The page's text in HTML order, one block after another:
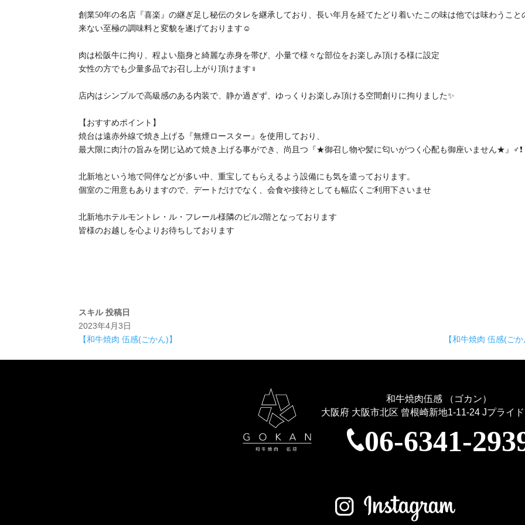
創業50年の名店『喜楽』の継ぎ足し秘伝のタレを継承しており、長い年月を経てたどり着いたこの味は他では味わうこと
来ない至極の調味料と変貌を遂げております☺️
肉は松阪牛に拘り、程よい脂身と綺麗な赤身を帯び、小量で様々な部位をお楽しみ頂ける様に設定
女性の方でも少量多品でお召し上がり頂けます‍♀️
店内はシンプルで高級感のある内装で、静か過ぎず、ゆっくりお楽しみ頂ける空間創りに拘りました✨
【おすすめポイント】
焼台は遠赤外線で焼き上げる『無煙ロースター』を使用しており、
最大限に肉汁の旨みを閉じ込めて焼き上げる事ができ、尚且つ『★御召し物や髪に匂いがつく心配も御座いません★』‍♂️❗
北新地という地で同伴などが多い中、重宝してもらえるよう設備にも気を遣っております。
個室のご用意もありますので、デートだけでなく、会食や接待としても幅広くご利用下さいませ
北新地ホテルモントレ・ル・フレール様隣のビル2階となっております
皆様のお越しを心よりお待ちしております
スキル 投稿日
2023年4月3日
【和牛焼肉 伍感(ごかん)】
【和牛焼肉 伍感(ご
和牛焼肉伍感 （ゴカン）
大阪府 大阪市北区 曾根崎新地1-11-24Jプライ
06-6341-